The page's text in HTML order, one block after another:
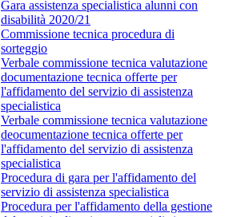
Gara assistenza specialistica alunni con
disabilità 2020/21
Commissione tecnica procedura di
sorteggio
Verbale commissione tecnica valutazione
documentazione tecnica offerte per
l'affidamento del servizio di assistenza
specialistica
Verbale commissione tecnica valutazione
deocumentazione tecnica offerte per
l'affidamento del servizio di assistenza
specialistica
Procedura di gara per l'affidamento del
servizio di assistenza specialistica
Procedura per l'affidamento della gestione